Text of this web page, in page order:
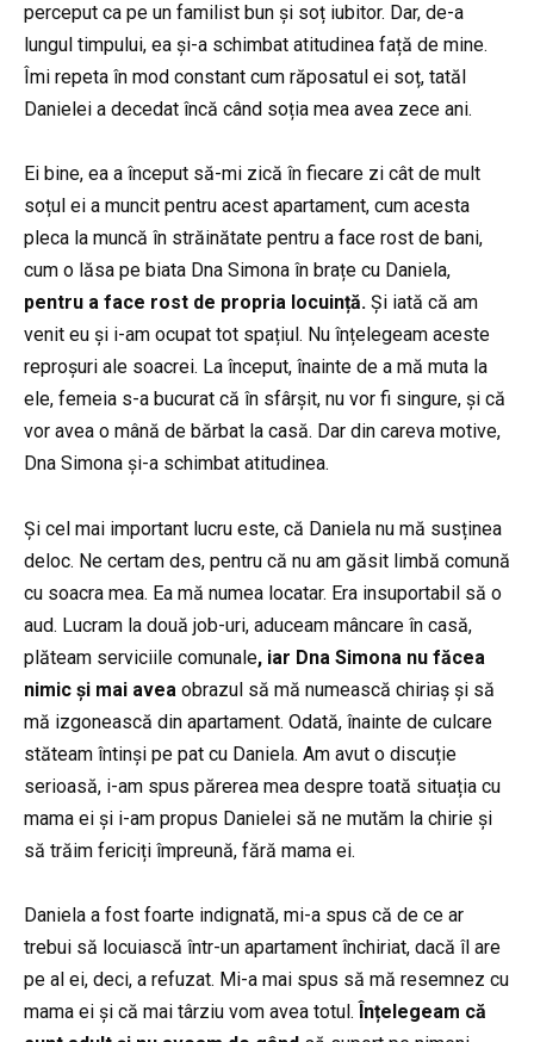
perceput ca pe un familist bun și soț iubitor. Dar, de-a
lungul timpului, ea și-a schimbat atitudinea față de mine.
Îmi repeta în mod constant cum răposatul ei soț, tatăl
Danielei a decedat încă când soția mea avea zece ani.
Ei bine, ea a început să-mi zică în fiecare zi cât de mult
soțul ei a muncit pentru acest apartament, cum acesta
pleca la muncă în străinătate pentru a face rost de bani,
cum o lăsa pe biata Dna Simona în brațe cu Daniela,
pentru a face rost de propria locuință. Și iată că am
venit eu și i-am ocupat tot spațiul. Nu înțelegeam aceste
reproșuri ale soacrei. La început, înainte de a mă muta la
ele, femeia s-a bucurat că în sfârșit, nu vor fi singure, și că
vor avea o mână de bărbat la casă. Dar din careva motive,
Dna Simona și-a schimbat atitudinea.
Și cel mai important lucru este, că Daniela nu mă susținea
deloc. Ne certam des, pentru că nu am găsit limbă comună
cu soacra mea. Ea mă numea locatar. Era insuportabil să o
aud. Lucram la două job-uri, aduceam mâncare în casă,
plăteam serviciile comunale, iar Dna Simona nu făcea
nimic și mai avea obrazul să mă numească chiriaș și să
mă izgonească din apartament. Odată, înainte de culcare
stăteam întinși pe pat cu Daniela. Am avut o discuție
serioasă, i-am spus părerea mea despre toată situația cu
mama ei și i-am propus Danielei să ne mutăm la chirie și
să trăim fericiți împreună, fără mama ei.
Daniela a fost foarte indignată, mi-a spus că de ce ar
trebui să locuiască într-un apartament închiriat, dacă îl are
pe al ei, deci, a refuzat. Mi-a mai spus să mă resemnez cu
mama ei și că mai târziu vom avea totul. Înțelegeam că